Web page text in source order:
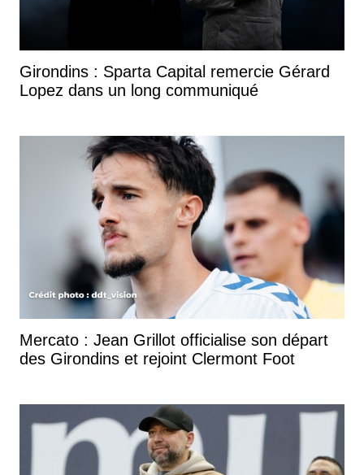
Girondins : Sparta Capital remercie Gérard
Lopez dans un long communiqué
Mercato : Jean Grillot officialise son départ
des Girondins et rejoint Clermont Foot